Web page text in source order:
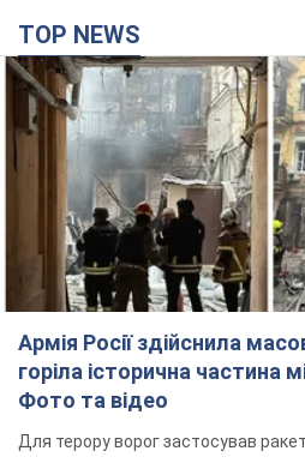
TOP NEWS
Армія Росії здійснила
горіла історична частина
Фото та відео
Для терору ворог застосував